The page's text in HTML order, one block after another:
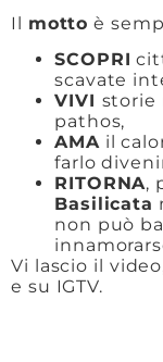
Il motto è
SCOPRI
scavate
VIVI storie
pathos,
AMAil
farlo
RITORNA,
Basilicata
non può
Vi lascio il
e su IGTV.